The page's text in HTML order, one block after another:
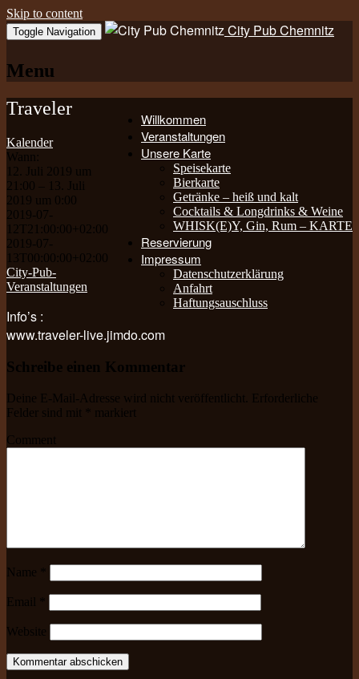
Skip to content
Toggle Navigation City Pub Chemnitz
Menu
Willkommen
Veranstaltungen
Unsere Karte
Speisekarte
Bierkarte
Getränke – heiß und kalt
Cocktails & Longdrinks & Weine
WHISK(E)Y, Gin, Rum – KARTE
Reservierung
Impressum
Datenschutzerklärung
Anfahrt
Haftungsauschluss
Traveler
Kalender
Wann:
12. Juli 2019 um
21:00 – 13. Juli
2019 um 0:00
2019-07-
12T21:00:00+02:00
2019-07-
13T00:00:00+02:00
City-Pub-
Veranstaltungen
Info’s :
www.traveler-live.jimdo.com
Schreibe einen Kommentar
Deine E-Mail-Adresse wird nicht veröffentlicht.
Erforderliche
Felder sind mit
markiert
Comment
Name
Email
Website